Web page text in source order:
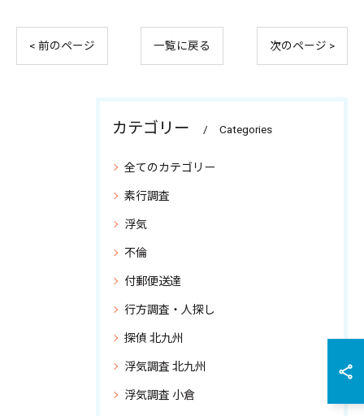
< 前のページ 一覧に戻る 次のページ >
カテゴリー Categories
全てのカテゴリー
素行調査
浮気
不倫
付郵便送達
行方調査・人探し
探偵 北九州
浮気調査 北九州
浮気調査 小倉